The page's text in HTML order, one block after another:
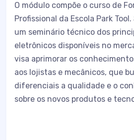
O módulo compõe o curso de
Profissional da Escola Park
um seminário técnico dos
eletrônicos disponíveis no
visa aprimorar os
aos lojistas e mecânicos, que
diferenciais a qualidade e o
sobre os novos produtos e